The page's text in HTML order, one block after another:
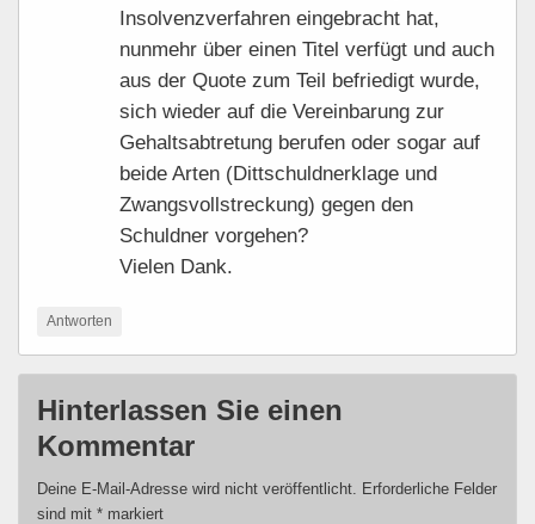
Insolvenzverfahren eingebracht hat,
nunmehr über einen Titel verfügt und auch
aus der Quote zum Teil befriedigt wurde,
sich wieder auf die Vereinbarung zur
Gehaltsabtretung berufen oder sogar auf
beide Arten (Dittschuldnerklage und
Zwangsvollstreckung) gegen den
Schuldner vorgehen?
Vielen Dank.
Antworten
Hinterlassen Sie einen
Kommentar
Deine E-Mail-Adresse wird nicht veröffentlicht. Erforderliche Felder
sind mit * markiert